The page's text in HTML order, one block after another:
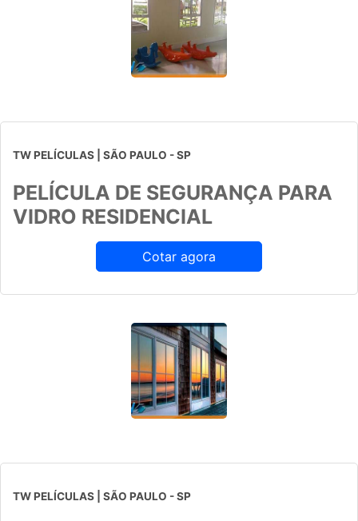
TW PELÍCULAS | SÃO PAULO - SP
PELÍCULA DE SEGURANÇA PARA
VIDRO RESIDENCIAL
Cotar agora
TW PELÍCULAS | SÃO PAULO - SP